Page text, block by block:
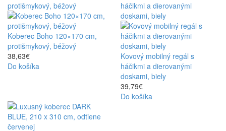
Koberec Boho 120×170 cm,
protišmykový, béžový
38,63€
Do košíka
Kovový mobilný regál s
háčikmi a dierovanými
doskami, biely
39,79€
Do košíka